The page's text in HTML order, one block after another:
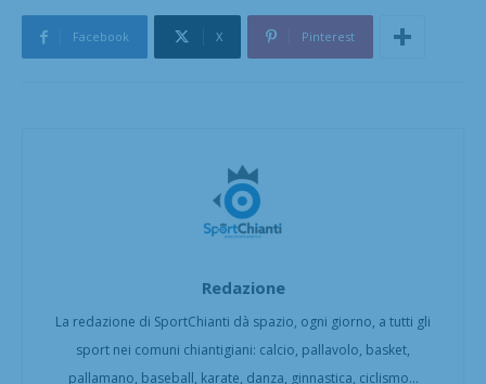
Facebook X Pinterest
Redazione
La redazione di SportChianti dà spazio, ogni giorno, a tutti gli
sport nei comuni chiantigiani: calcio, pallavolo, basket,
pallamano, baseball, karate, danza, ginnastica, ciclismo...